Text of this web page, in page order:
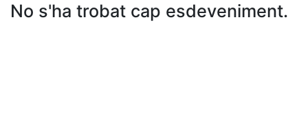
No s'ha trobat cap esdeveniment.